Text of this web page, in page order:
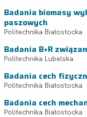
Badania biomasy
paszowych
Politechnika Białostocka
Badania B+R
Politechnika Lubelska
Badania cech
Politechnika Białostocka
Badania cech
Politechnika Białostocka